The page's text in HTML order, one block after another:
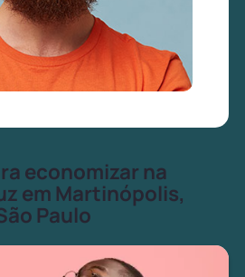
economizar na
em Martinópolis,
Paulo